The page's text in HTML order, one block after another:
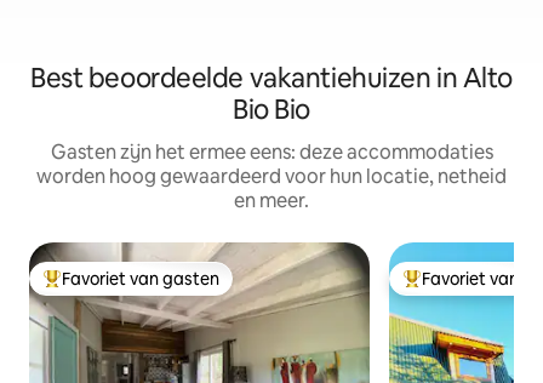
Best beoordeelde vakantiehuizen in Alto
Bio Bio
Gasten zijn het ermee eens: deze accommodaties
worden hoog gewaardeerd voor hun locatie, netheid
en meer.
Topfavoriet van gasten
Favoriet van gasten Topfavoriet van
Favoriet van